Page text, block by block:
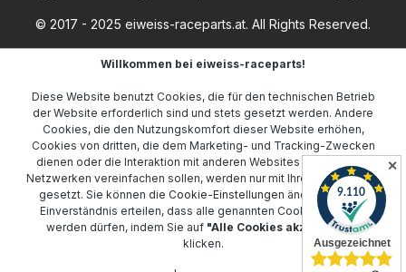
© 2017 - 2025 eiweiss-raceparts.at. All Rights Reserved.
Willkommen bei eiweiss-raceparts!
Diese Website benutzt Cookies, die für den technischen Betrieb
der Website erforderlich sind und stets gesetzt werden. Andere
Cookies, die den Nutzungskomfort dieser Website erhöhen,
Cookies von dritten, die dem Marketing- und Tracking-Zwecken
dienen oder die Interaktion mit anderen Websites und sozialen
Netzwerken vereinfachen sollen, werden nur mit Ihrer Zustimmung
gesetzt. Sie können die Cookie-Einstellungen ändern oder Ihr
Einverständnis erteilen, dass alle genannten Cookies gesetzt
werden dürfen, indem Sie auf "Alle Cookies akzeptieren"
klicken.
✕